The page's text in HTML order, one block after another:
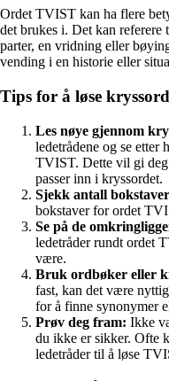
Ordet TVIST kan ha flere
det brukes i. Det kan
parter, en vridning eller
vending i en historie eller
Tips for å løse
Les nøye gjennom
ledetrådene og se
TVIST. Dette vil gi deg
passer inn i kryssordet.
Sjekk antall
bokstaver for ordet
Se på de
ledetråder rundt ordet
være.
Bruk ordbøker eller
fast, kan det være
for å finne synonymer
Prøv deg fram: Ikke
du ikke er sikker. Ofte
ledetråder til å løse